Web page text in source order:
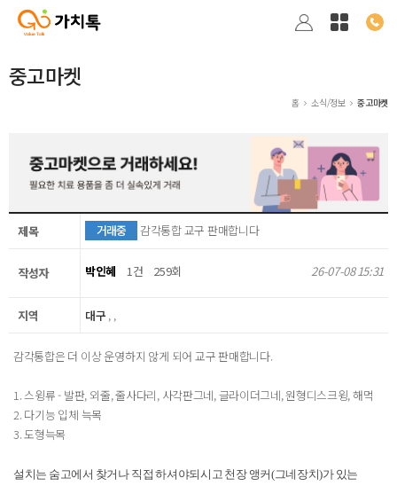
중고마켓
홈 소식/정보 중고마켓
제목 거래중 감각통합 교구 판매합니다
작성자 박인혜 1건 259회 26-07-08 15:31
지역 대구 , ,
감각통합은 더 이상 운영하지 않게 되어 교구 판매합니다.
1. 스윙류 - 발판, 외줄, 줄사다리, 사각판그네, 글라이더그네, 원형디스크윙, 해먹
2. 다기능 입체 늑목
3. 도형늑목
설치는 숨고에서 찾거나 직접 하셔야되시고 천장 앵커(그네장치)가 있는